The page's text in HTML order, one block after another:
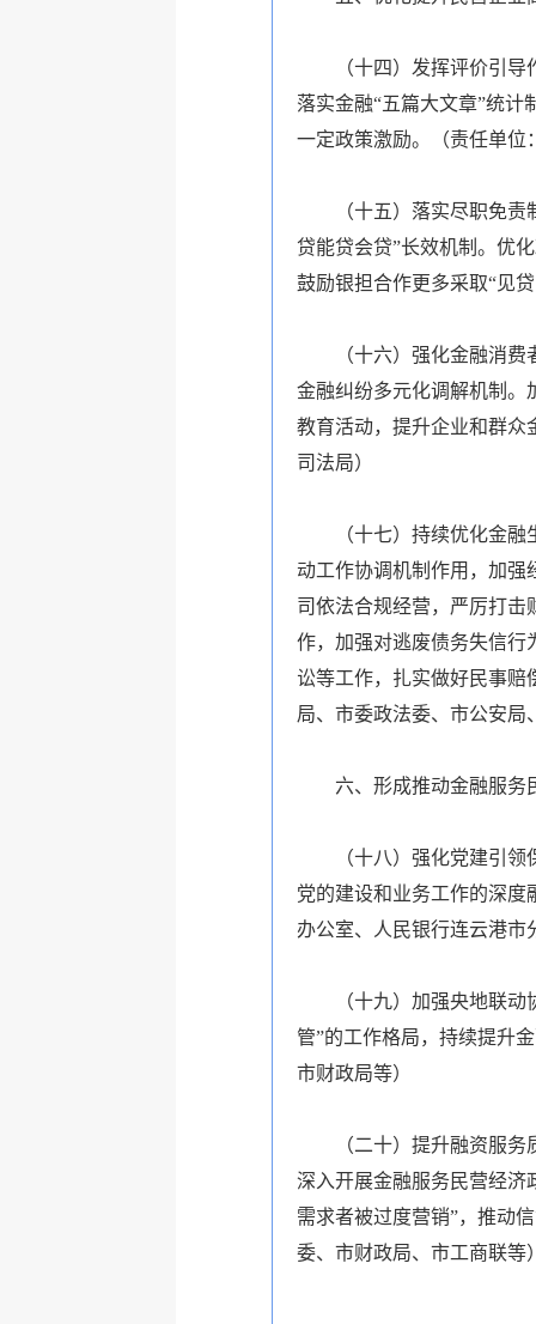
（十四）发挥评价引导
落实金融“五篇大文章”统
一定政策激励。
（责任单位
（十五）落实尽职免责
贷能贷会贷”长效机制。优
鼓励银担合作更多采取“见
（十六）强化金融消费
金融纠纷多元化调解机制。
教育活动，提升企业和群众
司法局）
（十七）持续优化金融
动工作协调机制作用，加强
司依法合规经营，严厉打击
作，加强对逃废债务失信行
讼等工作，扎实做好民事赔
局、市委政法委、市公安局
六、形成推动金融服务
（十八）强化党建引领
党的建设和业务工作的深度
办公室、人民银行连云港市
（十九）加强央地联动
管”的工作格局，持续提升
市财政局等）
（二十）提升融资服务
深入开展金融服务民营经济
需求者被过度营销”，推动
委、市财政局、市工商联等